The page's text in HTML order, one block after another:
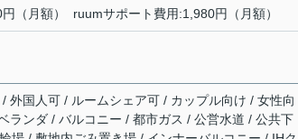
（月額） ruumサポート費用:1,980円（月額）
外国人可 / ルームシェア可 / カップル向け / 女性向
ランダ / バルコニー / 都市ガス / 公営水道 / 公共下